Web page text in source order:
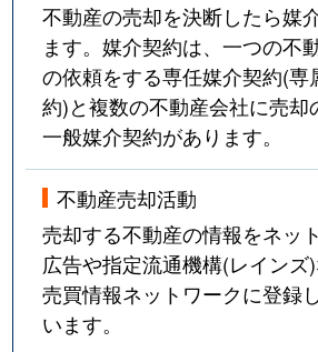
不動産の売却を決断したら媒
ます。媒介契約は、一つの不
の依頼をする専任媒介契約(専
約)と複数の不動産会社に売却
一般媒介契約があります。
不動産売却活動
売却する不動産の情報をネッ
広告や指定流通機構(レインズ
売買情報ネットワークに登録
います。